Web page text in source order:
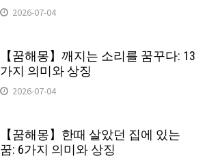
2026-07-04
【꿈해몽】깨지는 소리를 꿈꾸다: 13
가지 의미와 상징
2026-07-04
【꿈해몽】한때 살았던 집에 있는
꿈: 6가지 의미와 상징